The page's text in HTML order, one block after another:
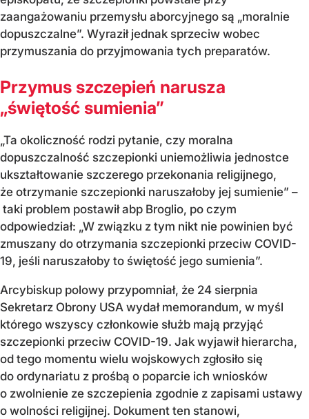
zaangażowaniu przemysłu aborcyjnego są „moralnie
dopuszczalne”. Wyraził jednak sprzeciw wobec
przymuszania do przyjmowania tych preparatów.
Przymus szczepień narusza
„świętość sumienia”
„Ta okoliczność rodzi pytanie, czy moralna
dopuszczalność szczepionki uniemożliwia jednostce
ukształtowanie szczerego przekonania religijnego,
że otrzymanie szczepionki naruszałoby jej sumienie” –
taki problem postawił abp Broglio, po czym
odpowiedział: „W związku z tym nikt nie powinien być
zmuszany do otrzymania szczepionki przeciw COVID-
19, jeśli naruszałoby to świętość jego sumienia”.
Arcybiskup polowy przypomniał, że 24 sierpnia
Sekretarz Obrony USA wydał memorandum, w myśl
którego wszyscy członkowie służb mają przyjąć
szczepionki przeciw COVID-19. Jak wyjawił hierarcha,
od tego momentu wielu wojskowych zgłosiło się
do ordynariatu z prośbą o poparcie ich wniosków
o zwolnienie ze szczepienia zgodnie z zapisami ustawy
o wolności religijnej. Dokument ten stanowi,